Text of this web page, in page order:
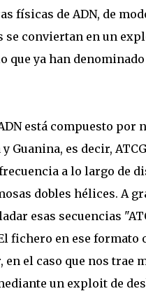
físicas de ADN, de
se conviertan en un
que ya han
está compuesto
Guanina, es decir,
a lo largo de
dobles hélices. A
esas secuencias
fichero en ese
el caso que nos trae
un exploit de